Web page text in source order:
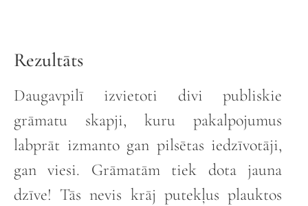
Rezultāts
Daugavpilī izvietoti divi publiskie
grāmatu skapji, kuru pakalpojumus
labprāt izmanto gan pilsētas iedzīvotāji,
gan viesi. Grāmatām tiek dota jauna
dzīve! Tās nevis krāj putekļus plauktos